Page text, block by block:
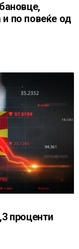
по повеќе од
проценти